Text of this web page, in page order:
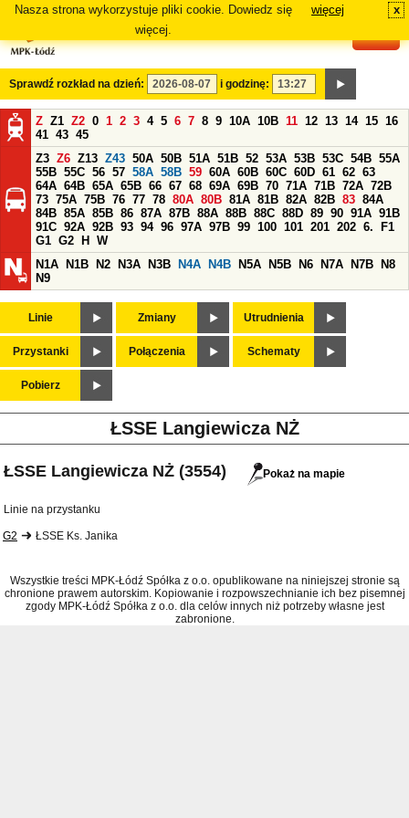
Nasza strona wykorzystuje pliki cookie. Dowiedz się
więcej.
więcej x
Sprawdź rozkład na dzień: i godzinę:
Z Z1 Z2 0 1 2 3 4 5 6 7 8 9 10A 10B 11 12 13 14 15 16
41 43 45
Z3 Z6 Z13 Z43 50A 50B 51A 51B 52 53A 53B 53C 54B 55A
55B 55C 56 57 58A 58B 59 60A 60B 60C 60D 61 62 63
64A 64B 65A 65B 66 67 68 69A 69B 70 71A 71B 72A 72B
73 75A 75B 76 77 78 80A 80B 81A 81B 82A 82B 83 84A
84B 85A 85B 86 87A 87B 88A 88B 88C 88D 89 90 91A 91B
91C 92A 92B 93 94 96 97A 97B 99 100 101 201 202 6.
F1
G1 G2 H
W
N1A
N1B N2 N3A N3B N4A N4B N5A N5B N6 N7A N7B
N8
N9
Linie Zmiany Utrudnienia
Przystanki Połączenia Schematy
Pobierz
ŁSSE Langiewicza NŻ
ŁSSE Langiewicza NŻ (3554) Pokaż na mapie
Linie na przystanku
G2 ŁSSE Ks. Janika
Wszystkie treści MPK-Łódź Spółka z o.o. opublikowane na niniejszej stronie są
chronione prawem autorskim. Kopiowanie i rozpowszechnianie ich bez pisemnej
zgody MPK-Łódź Spółka z o.o. dla celów innych niż potrzeby własne jest
zabronione.